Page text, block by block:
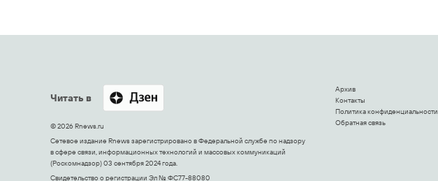
Читать в
© 2026 Rnews.ru
Сетевое издание Rnews зарегистрировано в Федеральной службе по надзору
в сфере связи, информационных технологий и массовых коммуникаций
(Роскомнадзор) 03 сентября 2024 года.
Свидетельство о регистрации Эл № ФС77-88080
Архив
Контакты
Политика конфиденциальности
Обратная связь